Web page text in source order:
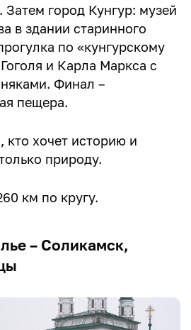
город Кунгур: музей
в здании старинного
по «кунгурскому
и Карла Маркса с
Финал –
пещера.
кто хочет историю и
природу.
км по кругу.
– Соликамск,